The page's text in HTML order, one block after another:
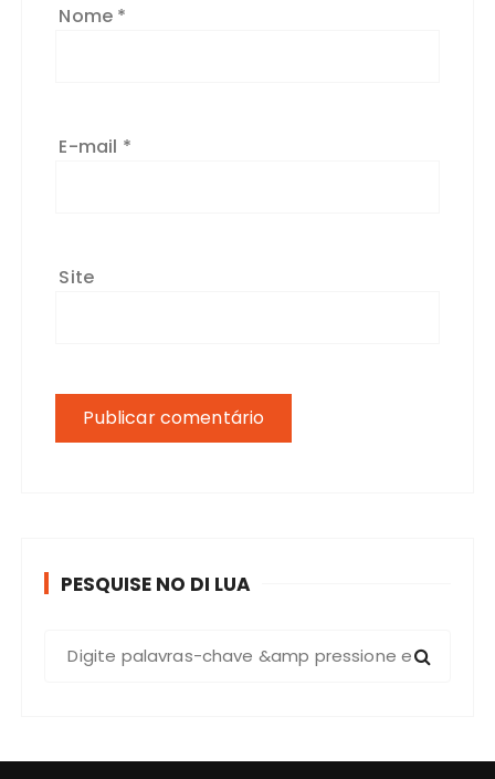
Nome *
E-mail *
Site
PESQUISE NO DI LUA